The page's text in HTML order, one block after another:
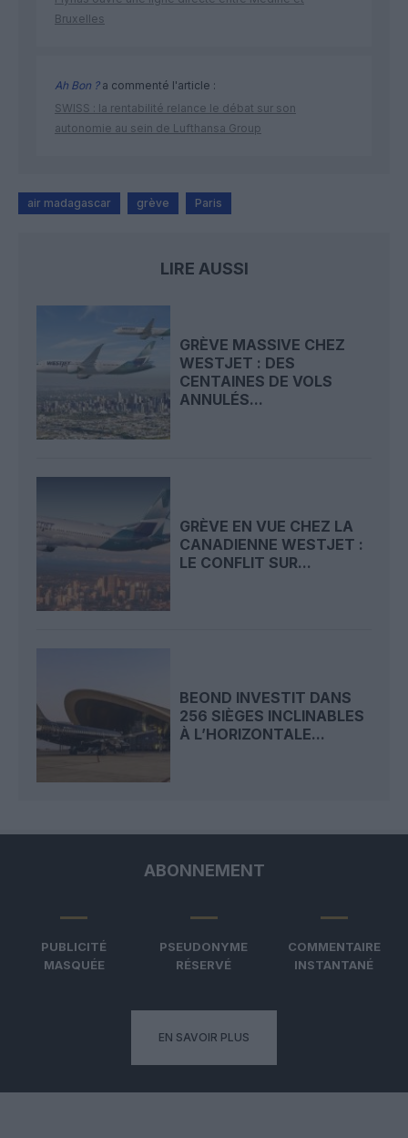
Bruxelles
Ah Bon ?a commenté l'article :
SWISS : la rentabilité relance le débat sur son
autonomie au sein de Lufthansa Group
air madagascar grève Paris
LIRE AUSSI
GRÈVE MASSIVE CHEZ
WESTJET : DES
CENTAINES DE VOLS
ANNULÉS...
GRÈVE EN VUE CHEZ LA
CANADIENNE WESTJET :
LE CONFLIT SUR...
BEOND INVESTIT DANS
256 SIÈGES INCLINABLES
À L’HORIZONTALE...
ABONNEMENT
PUBLICITÉ
MASQUÉE
PSEUDONYME
RÉSERVÉ
COMMENTAIRE
INSTANTANÉ
EN SAVOIR PLUS